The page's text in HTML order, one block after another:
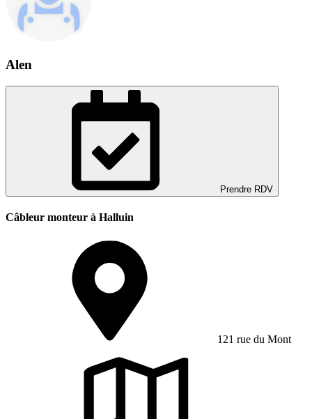
Alen
Prendre RDV
Câbleur monteur à Halluin
121 rue du Mont